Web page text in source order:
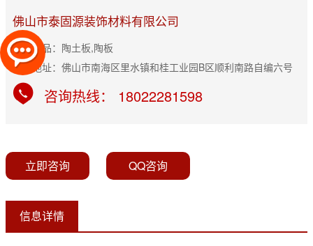
佛山市泰固源装饰材料有限公司
主营产品：陶土板,陶板
公司地址：佛山市南海区里水镇和桂工业园B区顺利南路自编六号
咨询热线： 18022281598
立即咨询 QQ咨询
信息详情